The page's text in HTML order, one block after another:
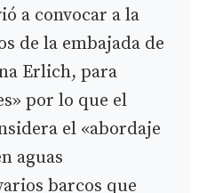
a convocar a la
de la embajada de
Erlich, para
por lo que el
el «abordaje
aguas
barcos que